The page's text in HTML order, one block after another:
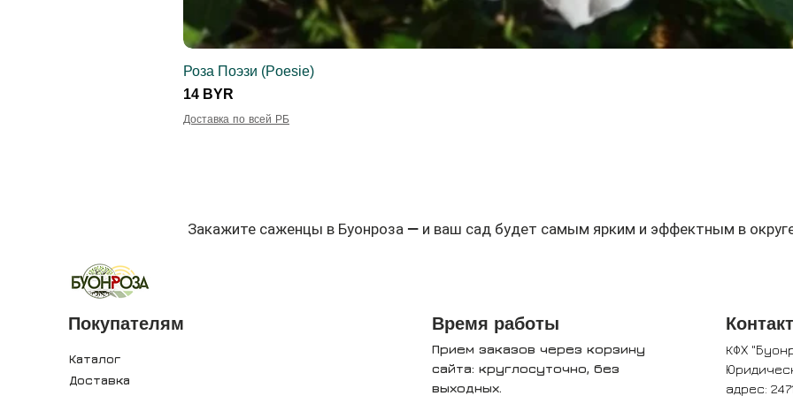
Роза Поэзи (Poesie)
Цена
14 BYR
Доставка по всей РБ
Закажите саженцы в Буонроза — и ваш сад будет самым ярким и эффектным в
Покупателям
Каталог
Доставка
Время работы
Прием заказов через корзину
сайта: круглосуточно, без
выходных.
КФХ
адрес: